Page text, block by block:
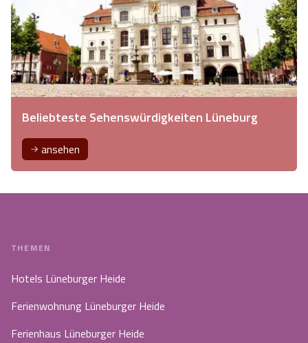
Beliebteste Sehenswürdigkeiten Lüneburg
ansehen
THEMEN
Hotels Lüneburger Heide
Ferienwohnung Lüneburger Heide
Ferienhaus Lüneburger Heide